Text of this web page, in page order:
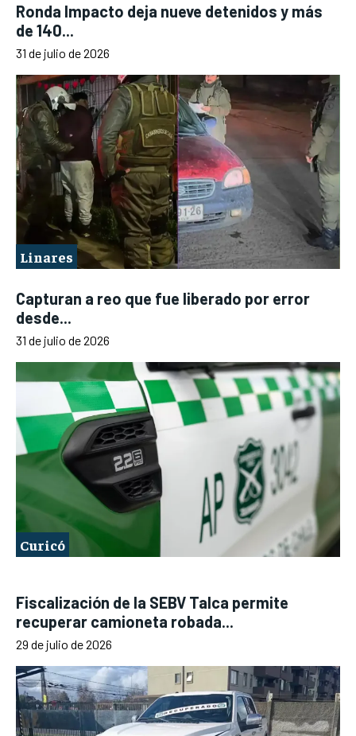
Ronda Impacto deja nueve detenidos y más
de 140...
31 de julio de 2026
Linares
Capturan a reo que fue liberado por error
desde...
31 de julio de 2026
Curicó
Fiscalización de la SEBV Talca permite
recuperar camioneta robada...
29 de julio de 2026